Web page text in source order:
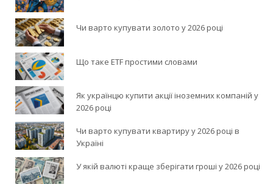
Чи варто купувати золото у 2026 році
Що таке ETF простими словами
Як українцю купити акції іноземних компаній у
2026 році
Чи варто купувати квартиру у 2026 році в
Україні
У якій валюті краще зберігати гроші у 2026 році